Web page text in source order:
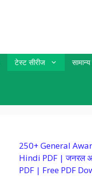
टेस्ट सीरीज
250+ General
Hindi PDF | जनरल
PDF | Free PDF